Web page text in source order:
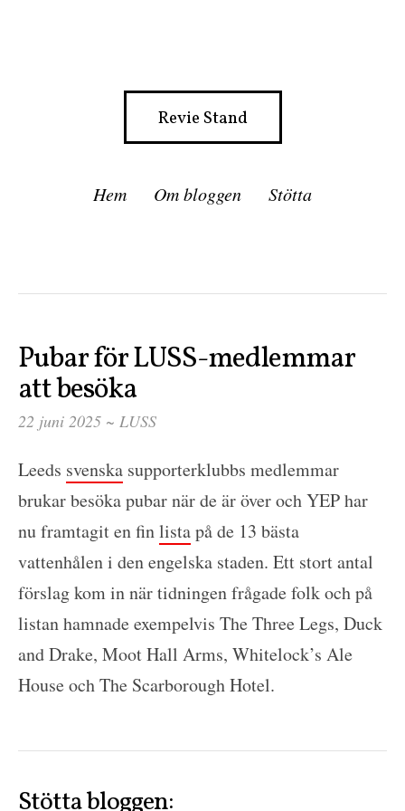
Revie Stand
Hem Om bloggen Stötta
Pubar för LUSS-medlemmar
att besöka
22 juni 2025 ~ LUSS
Leeds svenska supporterklubbs medlemmar
brukar besöka pubar när de är över och YEP har
nu framtagit en finlistapå de 13 bästa
vattenhålen i den engelska staden. Ett stort antal
förslag kom in när tidningen frågade folk och på
listan hamnade exempelvis The Three Legs, Duck
and Drake, Moot Hall Arms, Whitelock’s Ale
House och The Scarborough Hotel.
Stötta bloggen: